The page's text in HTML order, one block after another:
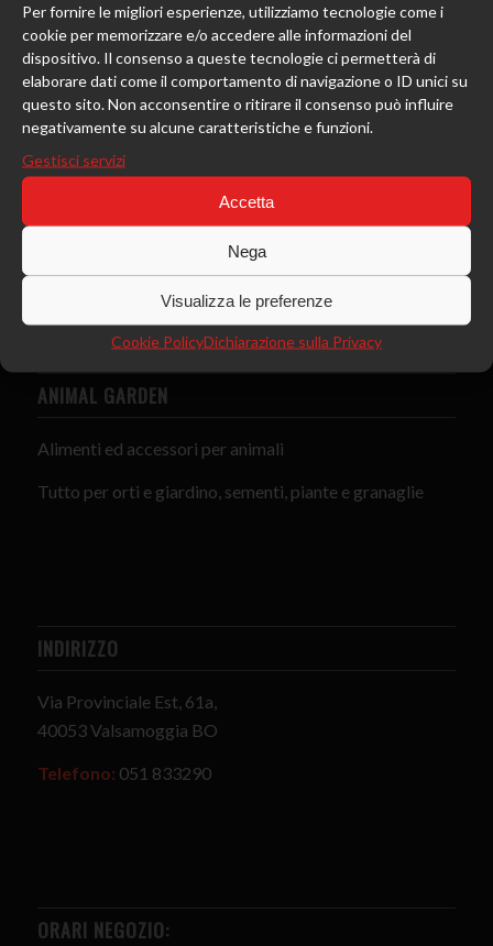
Per fornire le migliori esperienze, utilizziamo tecnologie come i
cookie per memorizzare e/o accedere alle informazioni del
dispositivo. Il consenso a queste tecnologie ci permetterà di
elaborare dati come il comportamento di navigazione o ID unici su
questo sito. Non acconsentire o ritirare il consenso può influire
negativamente su alcune caratteristiche e funzioni.
Gestisci servizi
Accetta
Nega
Visualizza le preferenze
Cookie PolicyDichiarazione sulla Privacy
Keyboard shortcuts Image may be subject to copyright
ANIMAL GARDEN
Alimenti ed accessori per animali
Tutto per orti e giardino, sementi, piante e granaglie
INDIRIZZO
Via Provinciale Est, 61a,
40053 Valsamoggia BO
Telefono: 051 833290
ORARI NEGOZIO: